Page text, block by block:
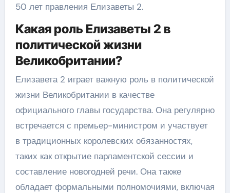
50 лет правления Елизаветы 2.
Какая роль Елизаветы 2 в
политической жизни
Великобритании?
Елизавета 2 играет важную роль в политической
жизни Великобритании в качестве
официального главы государства. Она регулярно
встречается с премьер-министром и участвует
в традиционных королевских обязанностях,
таких как открытие парламентской сессии и
составление новогодней речи. Она также
обладает формальными полномочиями, включая